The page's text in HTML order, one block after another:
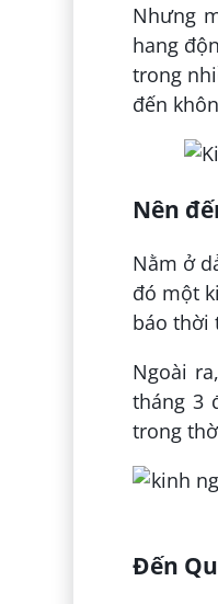
Nhưng
hang
trong
đến
Nên
Nằm ở
đó một
báo thời
Ngoài
tháng 3
trong
Đến